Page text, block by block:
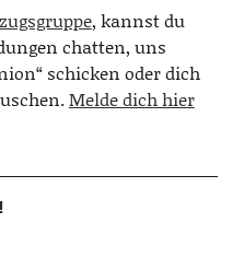
, kannst du
chatten, uns
schicken oder dich
Melde dich hier